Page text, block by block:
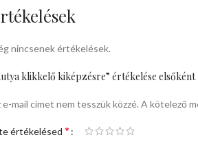
nincsenek értékelések.
klikkelő kiképzésre” értékelése elsőként
e-mail címet nem tesszük közzé. A kötelező
értékelésed *